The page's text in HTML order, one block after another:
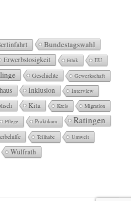
Bundestagswahl
Erwerbslosigkeit Ethik EU
Geschichte Gewerkschaft
Inklusion Interview
Kita Kreis Migration
Pflege Praktikum Ratingen
Teilhabe Umwelt
Wülfrath